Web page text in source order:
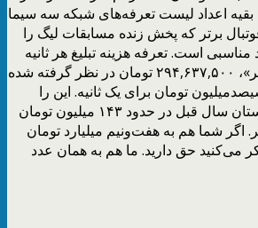
بقیه اعداد لیست تعرفه‌های شبکه سه سیما
فوتبال برتر که پخش زنده مسابقات لیگ را
است. تعرفه هزینه تبلیغ هر ثانیه
برای برنامه «فوتبال برتر»، ۲۹۴,۶۳۷,۵۰۰ تومان در نظر گرفته شده
تومان برای یک ثانیه. این را
بدانید که این عدد در تابستان سال قبل در حدود ۱۴۳ میلیون تومان
اگر شما هم به هفت‌ونیم میلیارد تومان
می‌کنید حق دارید. ما هم به همان عدد